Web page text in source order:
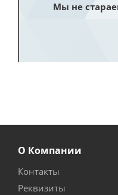
Мы не
О Компании
Контакты
Реквизиты